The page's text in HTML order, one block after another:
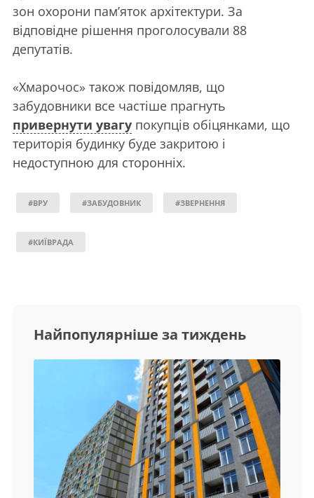
зон охорони пам’яток архітектури. За
відповідне рішення проголосували 88
депутатів.
«Хмарочос» також повідомляв, що
забудовники все частіше прагнуть
привернути увагу покупців обіцянками, що
територія будинку буде закритою і
недоступною для сторонніх.
#ВРУ #ЗАБУДОВНИК #ЗВЕРНЕННЯ
#КИЇВРАДА
Найпопулярніше за тиждень